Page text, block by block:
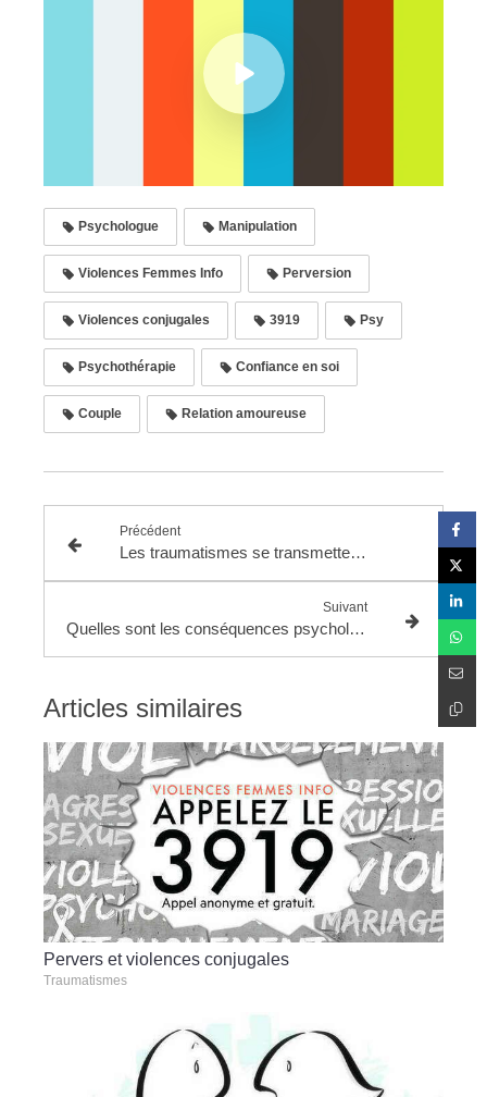
Psychologue Manipulation
Violences Femmes Info Perversion
Violences conjugales 3919 Psy
Psychothérapie Confiance en soi
Couple Relation amoureuse
Précédent
Les traumatismes se transmettent de génération en génération
Suivant
Quelles sont les conséquences psychologiques du confinement ?
Articles similaires
Pervers et violences conjugales
Traumatismes